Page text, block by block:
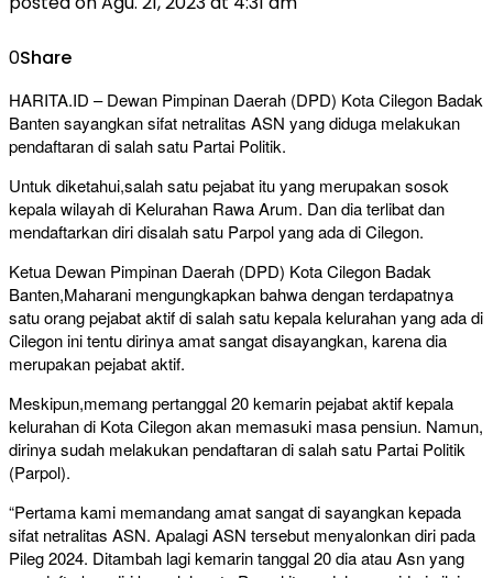
0Share
HARITA.ID – Dewan Pimpinan Daerah (DPD) Kota Cilegon Badak
Banten sayangkan sifat netralitas ASN yang diduga melakukan
pendaftaran di salah satu Partai Politik.
Untuk diketahui,salah satu pejabat itu yang merupakan sosok
kepala wilayah di Kelurahan Rawa Arum. Dan dia terlibat dan
mendaftarkan diri disalah satu Parpol yang ada di Cilegon.
Ketua Dewan Pimpinan Daerah (DPD) Kota Cilegon Badak
Banten,Maharani mengungkapkan bahwa dengan terdapatnya
satu orang pejabat aktif di salah satu kepala kelurahan yang ada di
Cilegon ini tentu dirinya amat sangat disayangkan, karena dia
merupakan pejabat aktif.
Meskipun,memang pertanggal 20 kemarin pejabat aktif kepala
kelurahan di Kota Cilegon akan memasuki masa pensiun. Namun,
dirinya sudah melakukan pendaftaran di salah satu Partai Politik
(Parpol).
“Pertama kami memandang amat sangat di sayangkan kepada
sifat netralitas ASN. Apalagi ASN tersebut menyalonkan diri pada
Pileg 2024. Ditambah lagi kemarin tanggal 20 dia atau Asn yang